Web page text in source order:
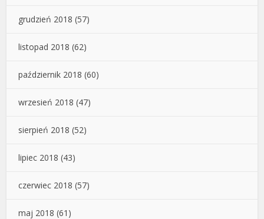
grudzień 2018 (57)
listopad 2018 (62)
październik 2018 (60)
wrzesień 2018 (47)
sierpień 2018 (52)
lipiec 2018 (43)
czerwiec 2018 (57)
maj 2018 (61)